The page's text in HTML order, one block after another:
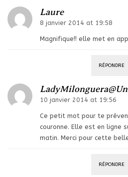
Laure
8 janvier 2014 at 19:58
Magnifique!! elle met en
RÉPONDRE
10 janvier 2014 at 19:56
Ce petit mot pour te
couronne. Elle est en ligne
matin. Merci pour cette
RÉPONDRE